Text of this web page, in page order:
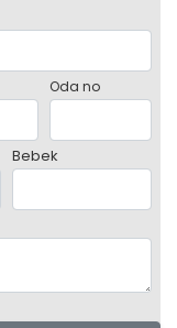
Oda no
Bebek